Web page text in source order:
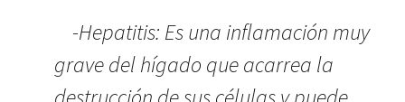
-Hepatitis: Es una inflamación muy
grave del hígado que acarrea la